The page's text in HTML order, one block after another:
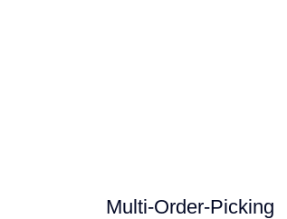
Multi-Order-Picking